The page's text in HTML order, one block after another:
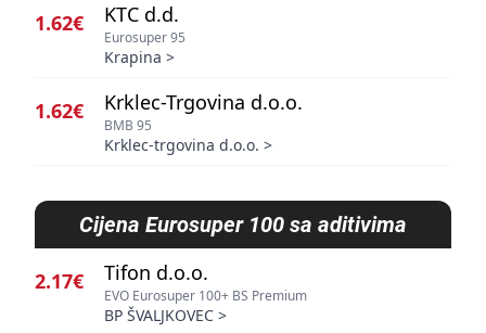
1.62€ KTC d.d.
Eurosuper 95
Krapina >
1.62€ Krklec-Trgovina d.o.o.
BMB 95
Krklec-trgovina d.o.o. >
Cijena Eurosuper 100 sa aditivima
2.17€ Tifon d.o.o.
EVO Eurosuper 100+ BS Premium
BP ŠVALJKOVEC >